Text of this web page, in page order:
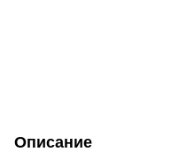
Описание